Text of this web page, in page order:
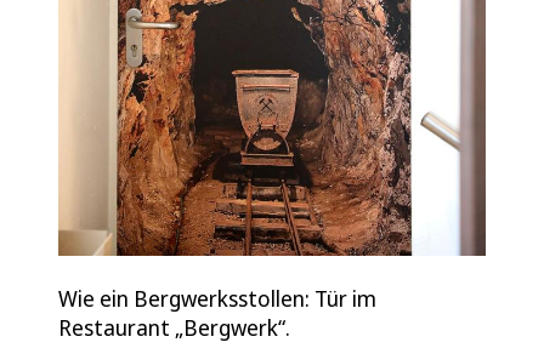
Wie ein Bergwerksstollen: Tür im
Restaurant „Bergwerk“.